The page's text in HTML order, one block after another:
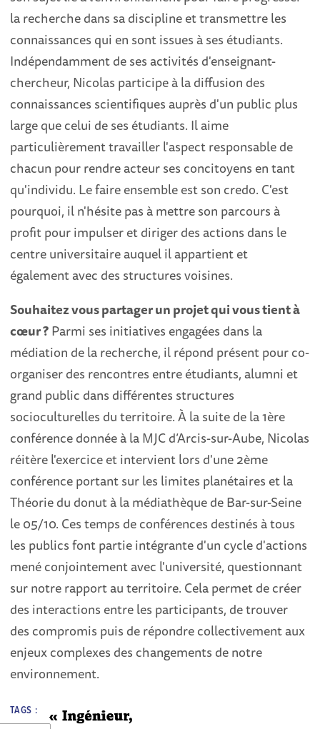
la recherche dans sa discipline et transmettre les
connaissances qui en sont issues à ses étudiants.
Indépendamment de ses activités d'enseignant-
chercheur, Nicolas participe à la diffusion des
connaissances scientifiques auprès d'un public plus
large que celui de ses étudiants. Il aime
particulièrement travailler l'aspect responsable de
chacun pour rendre acteur ses concitoyens en tant
qu'individu. Le faire ensemble est son credo. C'est
pourquoi, il n'hésite pas à mettre son parcours à
profit pour impulser et diriger des actions dans le
centre universitaire auquel il appartient et
également avec des structures voisines.
Souhaitez vous partager un projet qui vous tient à
cœur ?Parmi ses initiatives engagées dans la
médiation de la recherche, il répond présent pour co-
organiser des rencontres entre étudiants, alumni et
grand public dans différentes structures
socioculturelles du territoire. À la suite de la 1ère
conférence donnée à la MJC d’Arcis-sur-Aube, Nicolas
réitère l'exercice et intervient lors d'une 2ème
conférence portant sur les limites planétaires et la
Théorie du donut à la médiathèque de Bar-sur-Seine
le 05/10. Ces temps de conférences destinés à tous
les publics font partie intégrante d'un cycle d'actions
mené conjointement avec l'université, questionnant
sur notre rapport au territoire. Cela permet de créer
des interactions entre les participants, de trouver
des compromis puis de répondre collectivement aux
enjeux complexes des changements de notre
environnement.
TAGS :